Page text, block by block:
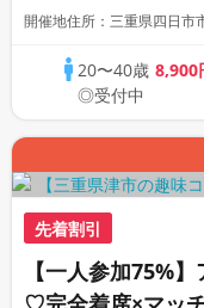
開催地住所：三重県四日市
20〜40歳8,900
◎受付中
先着割引
【一人参加75%